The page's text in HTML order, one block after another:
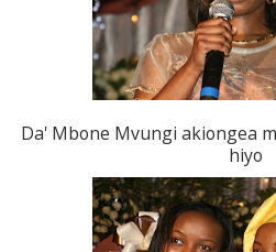
Da' Mbone Mvungi akiongea
hiyo